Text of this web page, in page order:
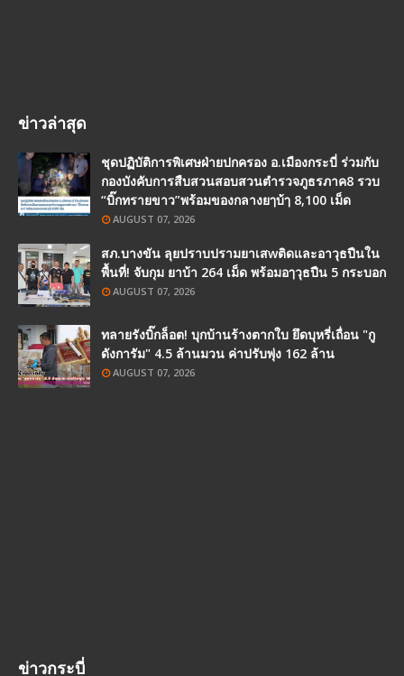
ข่าวล่าสุด
ชุดปฏิบัติการพิเศษฝ่ายปกครอง อ.เมืองกระบี่ ร่วมกับ
กองบังคับการสืบสวนสอบสวนตำรวจภูธรภาค8 รวบ
“บิ๊กทรายขาว”พร้อมของกลางยๅบ้ๅ 8,100 เม็ด
AUGUST 07, 2026
สภ.บางขัน ลุยปราบปรามยาเสwติดและอาวุธปืนใน
พื้นที่! จับกุม ยาบ้า 264 เม็ด พร้อมอๅวุธปืน 5 กระบอก
AUGUST 07, 2026
ทลายรังบิ๊กล็อต! บุกบ้านร้างตากใบ ยึดบุหรี่เถื่อน "กู
ดังการัม" 4.5 ล้านมวน ค่าปรับพุ่ง 162 ล้าน
AUGUST 07, 2026
ข่าวกระบี่